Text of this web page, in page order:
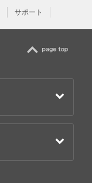
サポート